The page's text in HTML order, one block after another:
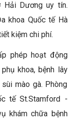
Hải Dương uy tín.
khoa Quốc tế Hà
kiệm chi phí.
phép hoạt động
khoa, bệnh lây
mào gà. Phòng
tế St.Stamford -
khám chữa bệnh